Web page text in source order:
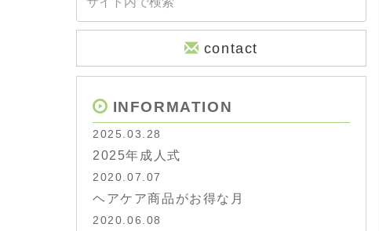
contact
INFORMATION
2025.03.28
2025年成人式
2020.07.07
ヘアケア商品がお得な月
2020.06.08